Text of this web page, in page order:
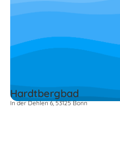
Hardtbergbad
In der Dehlen 6, 53125 Bonn